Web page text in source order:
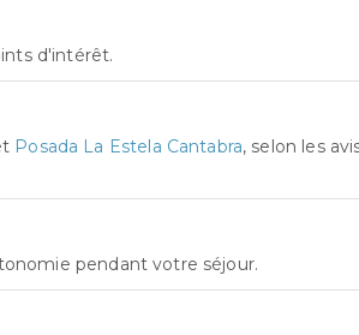
d'intérêt.
Posada La Estela Cantabra, selon les
pendant votre séjour.